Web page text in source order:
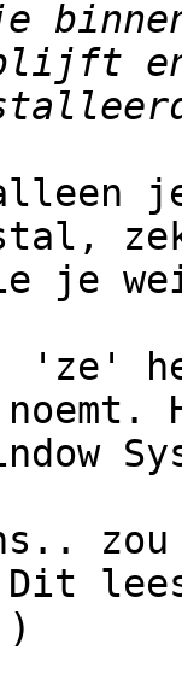
en
je
je
'ze'
Dit